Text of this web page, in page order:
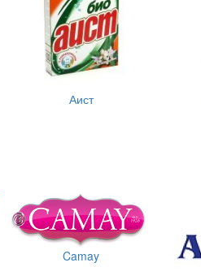
Аист
Camay